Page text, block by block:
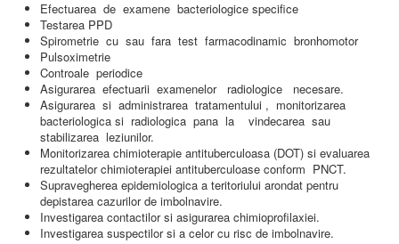
INTEGRITATE
ADMINISTRATIV
RESURSE UMANE
INFORMAŢII
PROGRAM VOLUNTARIAT
JURIDIC
LEGISLAȚIE
ECONOMIC
ACHIZIŢII PUBLICE
BUGET
CONTRACTE C.A.S.
Efectuarea de examene bacteriologice specifice
Testarea PPD
Spirometrie cu sau fara test farmacodinamic bronhomotor
Pulsoximetrie
Controale periodice
Asigurarea efectuarii examenelor radiologice necesare.
Asigurarea si administrarea tratamentului , monitorizarea
bacteriologica si radiologica pana la vindecarea sau
stabilizarea leziunilor.
Monitorizarea chimioterapie antituberculoasa (DOT) si evaluarea
rezultatelor chimioterapiei antituberculoase conform PNCT.
Supravegherea epidemiologica a teritoriului arondat pentru
depistarea cazurilor de imbolnavire.
Investigarea contactilor si asigurarea chimioprofilaxiei.
Investigarea suspectilor si a celor cu risc de imbolnavire.